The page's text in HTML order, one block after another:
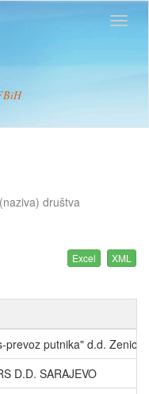
društva
prevoz putnika" d.d. Zenica
D.D. SARAJEVO